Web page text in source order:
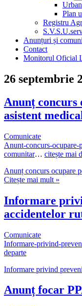
Plan
Registru
S.V.S.U.
Anunțuri și
Contact
Monitorul Oficial
26 septembrie
Anunț concurs
asistent
Comunicate
Anunt-concurs-ocupare-
comunitar… citește mai
Anunț concurs ocupare
Citește mai mult »
Informare
accidentelor
Comunicate
Informare-privind-
departe
Informare privind
Anunț focar